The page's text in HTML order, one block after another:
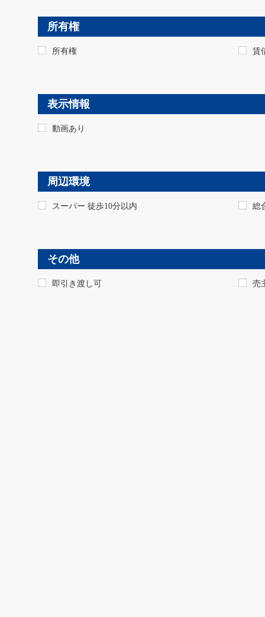
所有権
所有権 賃
表示情報
動画あり
周辺環境
スーパー 徒歩10分以内 総
その他
即引き渡し可 売